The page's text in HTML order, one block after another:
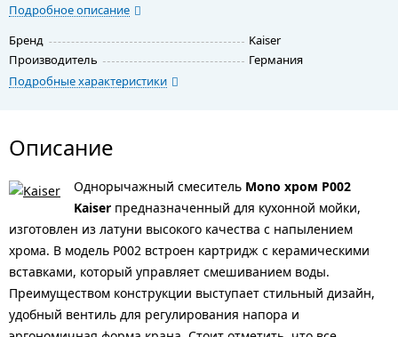
Подробное описание
Бренд
Kaiser
Производитель
Германия
Подробные характеристики
Описание
Однорычажный смеситель Mono хром P002
Kaiser предназначенный для кухонной мойки,
изготовлен из латуни высокого качества с напылением
хрома. В модель P002 встроен картридж с керамическими
вставками, который управляет смешиванием воды.
Преимуществом конструкции выступает стильный дизайн,
удобный вентиль для регулирования напора и